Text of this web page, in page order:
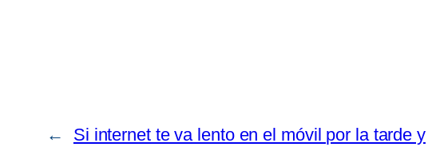
←
Si internet te va lento en el móvil por la tarde y